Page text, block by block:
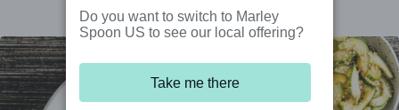
Do you want to switch to Marley
Spoon US to see our local offering?
Take me there